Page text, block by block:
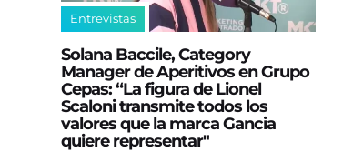
Entrevistas
Solana Baccile, Category
Manager de Aperitivos en Grupo
Cepas: “La figura de Lionel
Scaloni transmite todos los
valores que la marca Gancia
quiere representar"